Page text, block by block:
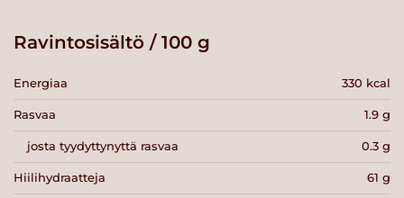
Ravintosisältö / 100 g
Energiaa 330 kcal
Rasvaa 1.9 g
josta tyydyttynyttä rasvaa 0.3 g
Hiilihydraatteja 61 g